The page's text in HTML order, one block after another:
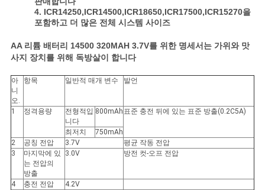
회
를
요
하
다
4. ICR14250,ICR14500,ICR18650,ICR17500,ICR15270을
포함하고 더 많은 전체 시스템 사이즈
AA 리튬 배터리 14500 320MAH 3.7V를 위한 명세서는 가위와 맛
사지 장치를 위해 독방살이 합니다
아
니
오.
항목 일반적 매개 변수 발언
1 정격용량
전형적입
니다
800mAh 표준 충전 뒤에 있는 표준 방출(0.2C5A)
최저치
750mAh
2
공칭 전압 3.7V
평균 작동 전압
3
마지막에 있
는 전압의
방출
3.0V 방전 컷-오프 전압
4 충전 전압
4.2V